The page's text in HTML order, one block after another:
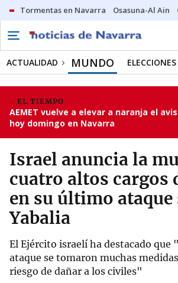
Tormentas en Navarra Osasuna-Al Ain
ACTUALIDAD MUNDO
EL TIEMPO
AEMET vuelve a elevar a naranja el
hoy domingo en Navarra
Israel anuncia la
cuatro altos cargos
en su último ataque
Yabalia
El Ejército israelí ha destacado que
ataque se tomaron muchas
riesgo de dañar a los civiles"